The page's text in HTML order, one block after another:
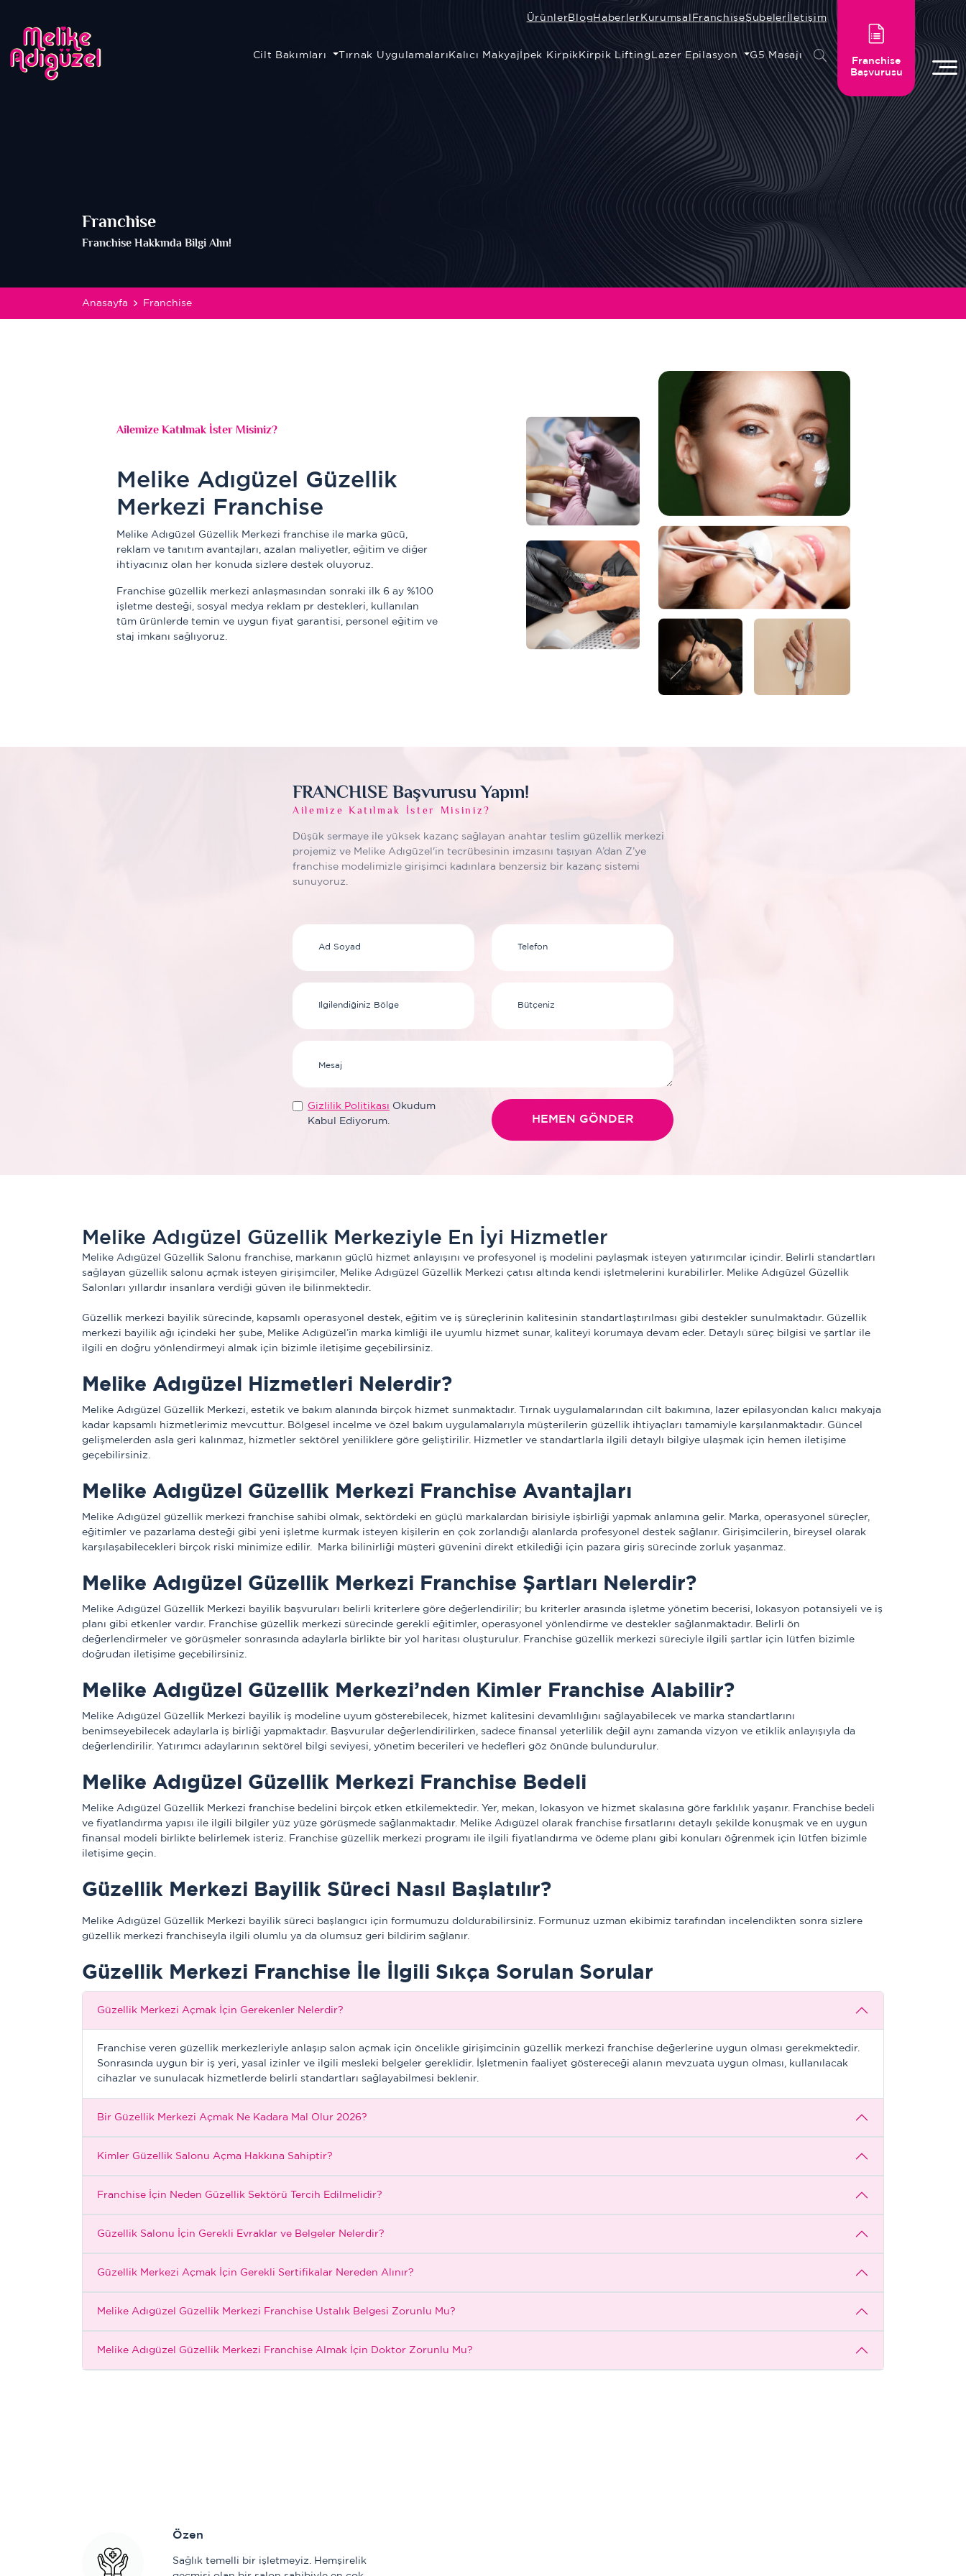
ÜrünlerBlog Haberler Kurumsal FranchiseŞubeler İletişim
Cilt Bakımları Tırnak Uygulamaları Kalıcı Makyaj İpek Kirpik Kirpik LiftingLazer Epilasyon G5 Masajı
Franchise
Başvurusu
Franchise
Franchise Hakkında Bilgi Alın!
Anasayfa Franchise
Ailemize Katılmak İster Misiniz?
Melike Adıgüzel Güzellik
Merkezi Franchise
Melike Adıgüzel Güzellik Merkezi franchise ile marka gücü,
reklam ve tanıtım avantajları, azalan maliyetler, eğitim ve diğer
ihtiyacınız olan her konuda sizlere destek oluyoruz.
Franchise güzellik merkezi anlaşmasından sonraki ilk 6 ay %100
işletme desteği, sosyal medya reklam pr destekleri, kullanılan
tüm ürünlerde temin ve uygun fiyat garantisi, personel eğitim ve
staj imkanı sağlıyoruz.
FRANCHISE Başvurusu Yapın!
Ailemize Katılmak İster Misiniz?
Düşük sermaye ile yüksek kazanç sağlayan anahtar teslim güzellik merkezi
projemiz ve Melike Adıgüzel'in tecrübesinin imzasını taşıyan A’dan Z’ye
franchise modelimizle girişimci kadınlara benzersiz bir kazanç sistemi
sunuyoruz.
Gizlilik Politikası Okudum
Kabul Ediyorum.
HEMEN GÖNDER
Melike Adıgüzel Güzellik Merkeziyle En İyi Hizmetler
Melike Adıgüzel Güzellik Salonu franchise, markanın güçlü hizmet anlayışını ve profesyonel iş modelini paylaşmak isteyen yatırımcılar içindir. Belirli standartları
sağlayan güzellik salonu açmak isteyen girişimciler, Melike Adıgüzel Güzellik Merkezi çatısı altında kendi işletmelerini kurabilirler. Melike Adıgüzel Güzellik
Salonları yıllardır insanlara verdiği güven ile bilinmektedir.
Güzellik merkezi bayilik sürecinde, kapsamlı operasyonel destek, eğitim ve iş süreçlerinin kalitesinin standartlaştırılması gibi destekler sunulmaktadır. Güzellik
merkezi bayilik ağı içindeki her şube, Melike Adıgüzel’in marka kimliği ile uyumlu hizmet sunar, kaliteyi korumaya devam eder. Detaylı süreç bilgisi ve şartlar ile
ilgili en doğru yönlendirmeyi almak için bizimle iletişime geçebilirsiniz.
Melike Adıgüzel Hizmetleri Nelerdir?
Melike Adıgüzel Güzellik Merkezi, estetik ve bakım alanında birçok hizmet sunmaktadır. Tırnak uygulamalarından cilt bakımına, lazer epilasyondan kalıcı makyaja
kadar kapsamlı hizmetlerimiz mevcuttur. Bölgesel incelme ve özel bakım uygulamalarıyla müşterilerin güzellik ihtiyaçları tamamiyle karşılanmaktadır. Güncel
gelişmelerden asla geri kalınmaz, hizmetler sektörel yeniliklere göre geliştirilir. Hizmetler ve standartlarla ilgili detaylı bilgiye ulaşmak için hemen iletişime
geçebilirsiniz.
Melike Adıgüzel Güzellik Merkezi Franchise Avantajları
Melike Adıgüzel güzellik merkezi franchise sahibi olmak, sektördeki en güçlü markalardan birisiyle işbirliği yapmak anlamına gelir. Marka, operasyonel süreçler,
eğitimler ve pazarlama desteği gibi yeni işletme kurmak isteyen kişilerin en çok zorlandığı alanlarda profesyonel destek sağlanır. Girişimcilerin, bireysel olarak
karşılaşabilecekleri birçok riski minimize edilir.  Marka bilinirliği müşteri güvenini direkt etkilediği için pazara giriş sürecinde zorluk yaşanmaz.
Melike Adıgüzel Güzellik Merkezi Franchise Şartları Nelerdir?
Melike Adıgüzel Güzellik Merkezi bayilik başvuruları belirli kriterlere göre değerlendirilir; bu kriterler arasında işletme yönetim becerisi, lokasyon potansiyeli ve iş
planı gibi etkenler vardır. Franchise güzellik merkezi sürecinde gerekli eğitimler, operasyonel yönlendirme ve destekler sağlanmaktadır. Belirli ön
değerlendirmeler ve görüşmeler sonrasında adaylarla birlikte bir yol haritası oluşturulur. Franchise güzellik merkezi süreciyle ilgili şartlar için lütfen bizimle
doğrudan iletişime geçebilirsiniz.
Melike Adıgüzel Güzellik Merkezi’nden Kimler Franchise Alabilir?
Melike Adıgüzel Güzellik Merkezi bayilik iş modeline uyum gösterebilecek, hizmet kalitesini devamlılığını sağlayabilecek ve marka standartlarını
benimseyebilecek adaylarla iş birliği yapmaktadır. Başvurular değerlendirilirken, sadece finansal yeterlilik değil aynı zamanda vizyon ve etiklik anlayışıyla da
değerlendirilir. Yatırımcı adaylarının sektörel bilgi seviyesi, yönetim becerileri ve hedefleri göz önünde bulundurulur.
Melike Adıgüzel Güzellik Merkezi Franchise Bedeli
Melike Adıgüzel Güzellik Merkezi franchise bedelini birçok etken etkilemektedir. Yer, mekan, lokasyon ve hizmet skalasına göre farklılık yaşanır. Franchise bedeli
ve fiyatlandırma yapısı ile ilgili bilgiler yüz yüze görüşmede sağlanmaktadır. Melike Adıgüzel olarak franchise fırsatlarını detaylı şekilde konuşmak ve en uygun
finansal modeli birlikte belirlemek isteriz. Franchise güzellik merkezi programı ile ilgili fiyatlandırma ve ödeme planı gibi konuları öğrenmek için lütfen bizimle
iletişime geçin.
Güzellik Merkezi Bayilik Süreci Nasıl Başlatılır?
Melike Adıgüzel Güzellik Merkezi bayilik süreci başlangıcı için formumuzu doldurabilirsiniz. Formunuz uzman ekibimiz tarafından incelendikten sonra sizlere
güzellik merkezi franchiseyla ilgili olumlu ya da olumsuz geri bildirim sağlanır.
Güzellik Merkezi Franchise İle İlgili Sıkça Sorulan Sorular
Güzellik Merkezi Açmak İçin Gerekenler Nelerdir?
Franchise veren güzellik merkezleriyle anlaşıp salon açmak için öncelikle girişimcinin güzellik merkezi franchise değerlerine uygun olması gerekmektedir.
Sonrasında uygun bir iş yeri, yasal izinler ve ilgili mesleki belgeler gereklidir. İşletmenin faaliyet göstereceği alanın mevzuata uygun olması, kullanılacak
cihazlar ve sunulacak hizmetlerde belirli standartları sağlayabilmesi beklenir.
Bir Güzellik Merkezi Açmak Ne Kadara Mal Olur 2026?
Kimler Güzellik Salonu Açma Hakkına Sahiptir?
Franchise İçin Neden Güzellik Sektörü Tercih Edilmelidir?
Güzellik Salonu İçin Gerekli Evraklar ve Belgeler Nelerdir?
Güzellik Merkezi Açmak İçin Gerekli Sertifikalar Nereden Alınır?
Melike Adıgüzel Güzellik Merkezi Franchise Ustalık Belgesi Zorunlu Mu?
Melike Adıgüzel Güzellik Merkezi Franchise Almak İçin Doktor Zorunlu Mu?
Özen
Sağlık temelli bir işletmeyiz. Hemşirelik